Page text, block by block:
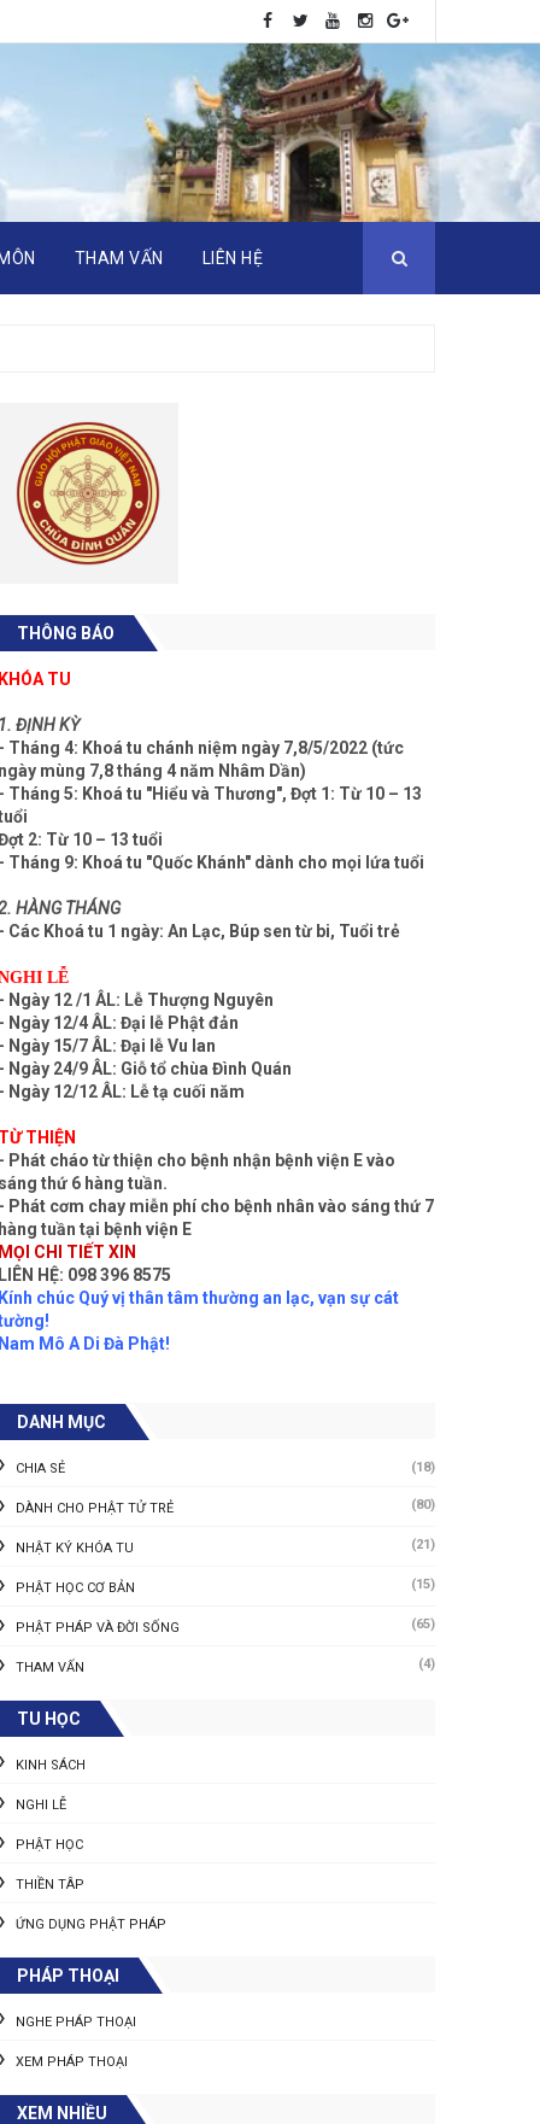
THAM VẤN LIÊN HỆ
THÔNG BÁO
KHÓA TU
1. ĐỊNH KỲ
- Tháng 4: Khoá tu chánh niệm ngày 7,8/5/2022 (tức
ngày mùng 7,8 tháng 4 năm Nhâm Dần)
- Tháng 5: Khoá tu "Hiểu và Thương", Đợt 1: Từ 10 – 13
2: Từ 10 – 13 tuổi
- Tháng 9: Khoá tu "Quốc Khánh" dành cho mọi lứa tuổi
HÀNG THÁNG
- Các Khoá tu 1 ngày: An Lạc, Búp sen từ bi, Tuổi trẻ
LỄ
- Ngày 12 /1 ÂL: Lễ Thượng Nguyên
- Ngày 12/4 ÂL: Đại lễ Phật đản
- Ngày 15/7 ÂL: Đại lễ Vu lan
- Ngày 24/9 ÂL: Giỗ tổ chùa Đình Quán
- Ngày 12/12 ÂL: Lễ tạ cuối năm
TỪ THIỆN
- Phát cháo từ thiện cho bệnh nhận bệnh viện E vào
sáng thứ 6 hàng tuần.
- Phát cơm chay miễn phí cho bệnh nhân vào sáng thứ 7
hàng tuần tại bệnh viện E
MỌI CHI TIẾT XIN
LIÊN HỆ: 098 396 8575
Kính chúc Quý vị thân tâm thường an lạc, vạn sự cát
Nam Mô A Di Đà Phật!
DANH MỤC
CHIA SẺ (18)
DÀNH CHO PHẬT TỬ TRẺ (80)
NHẬT KÝ KHÓA TU (21)
PHẬT HỌC CƠ BẢN (15)
PHẬT PHÁP VÀ ĐỜI SỐNG (65)
THAM VẤN (4)
TU HỌC
KINH SÁCH
NGHI LỄ
PHẬT HỌC
THIỀN TÂP
ỨNG DỤNG PHẬT PHÁP
PHÁP THOẠI
NGHE PHÁP THOẠI
XEM PHÁP THOẠI
XEM NHIỀU